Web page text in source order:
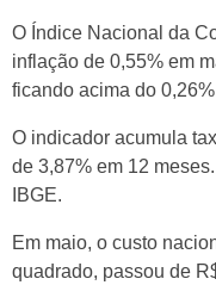
O Índice Nacional da
inflação de 0,55% em
ficando acima do
O indicador acumula
de 3,87% em 12
IBGE.
Em maio, o custo
quadrado, passou de